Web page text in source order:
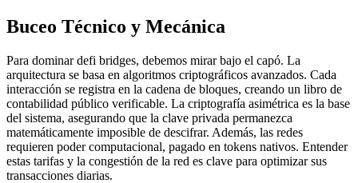
Buceo Técnico y Mecánica
Para dominar defi bridges, debemos mirar bajo el capó. La
arquitectura se basa en algoritmos criptográficos avanzados. Cada
interacción se registra en la cadena de bloques, creando un libro de
contabilidad público verificable. La criptografía asimétrica es la base
del sistema, asegurando que la clave privada permanezca
matemáticamente imposible de descifrar. Además, las redes
requieren poder computacional, pagado en tokens nativos. Entender
estas tarifas y la congestión de la red es clave para optimizar sus
transacciones diarias.